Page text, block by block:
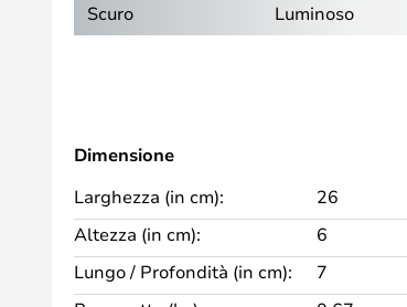
Scuro Luminoso
Dimensione
Larghezza (in cm):
26
Altezza (in cm):
6
Lungo / Profondità (in cm):
7